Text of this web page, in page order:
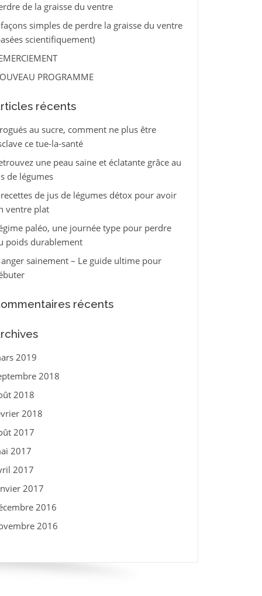
de la graisse du ventre
simples de perdre la graisse du ventre
scientifiquement)
PROGRAMME
récents
au sucre, comment ne plus être
ce tue-la-santé
une peau saine et éclatante grâce au
de légumes
de jus de légumes détox pour avoir
ventre plat
paléo, une journée type pour perdre
poids durablement
sainement – Le guide ultime pour
récents
2019
2018
2018
2018
2017
2017
2017
2017
2016
2016